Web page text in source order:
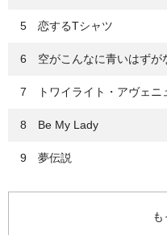
5 恋するTシャツ
6 空がこんなに青いはずが
7 トワイライト・アヴェニ
8 Be My Lady
9 夢伝説
10 Cassiopeia
も